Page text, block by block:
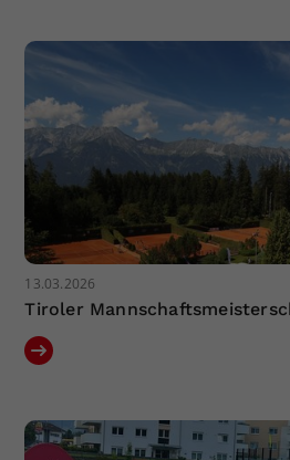
13.03.2026
Tiroler
Zweck
Einstellungen.
historische
vorgenommen
Webseiten-
hat.